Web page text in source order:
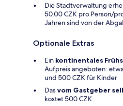
Die Stadtverwaltung
50.00 CZK pro Person/
Jahren sind von der
Optionale Extras
Ein kontinentales
Aufpreis angeboten:
und 500 CZK für Kinder
Dasvom Gastgeber
kostet 500 CZK.